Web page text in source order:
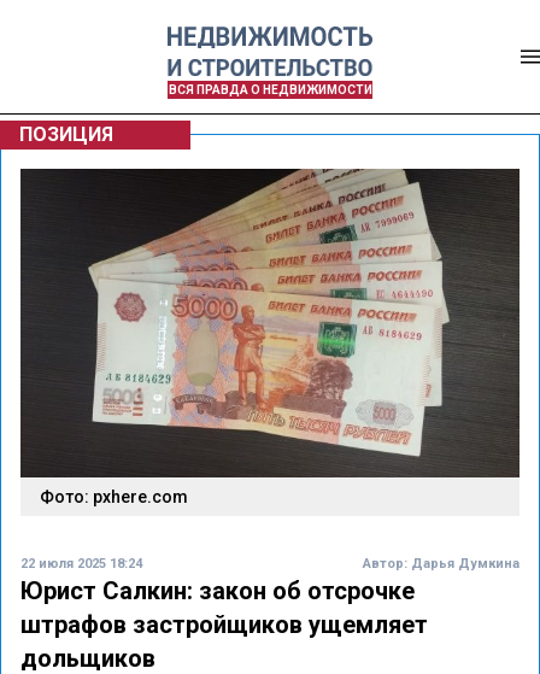
ВСЯ ПРАВДА О НЕДВИЖИМОСТИ
ПОЗИЦИЯ
Фото: pxhere.com
22 июля 2025 18:24 Автор: Дарья Думкина
Юрист Салкин: закон об отсрочке
штрафов застройщиков ущемляет
дольщиков